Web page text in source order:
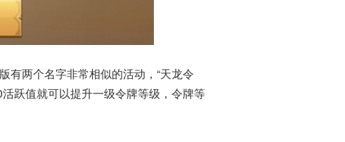
有两个名字非常相似的活动，“天龙令
活跃值就可以提升一级令牌等级，令牌等